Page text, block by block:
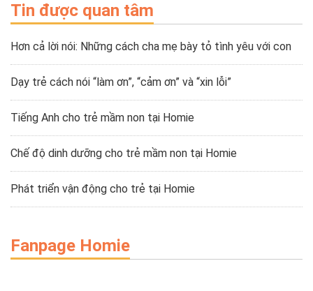
Tin được quan tâm
Hơn cả lời nói: Những cách cha mẹ bày tỏ tình yêu với con
Dạy trẻ cách nói “làm ơn”, “cảm ơn” và “xin lỗi”
Tiếng Anh cho trẻ mầm non tại Homie
Chế độ dinh dưỡng cho trẻ mầm non tại Homie
Phát triển vận động cho trẻ tại Homie
Fanpage Homie